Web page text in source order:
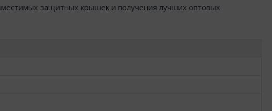
защитных крышек и получения лучших оптовых